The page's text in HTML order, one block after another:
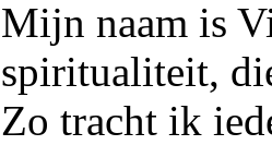
Mijn naam is
spiritualiteit,
Zo tracht ik